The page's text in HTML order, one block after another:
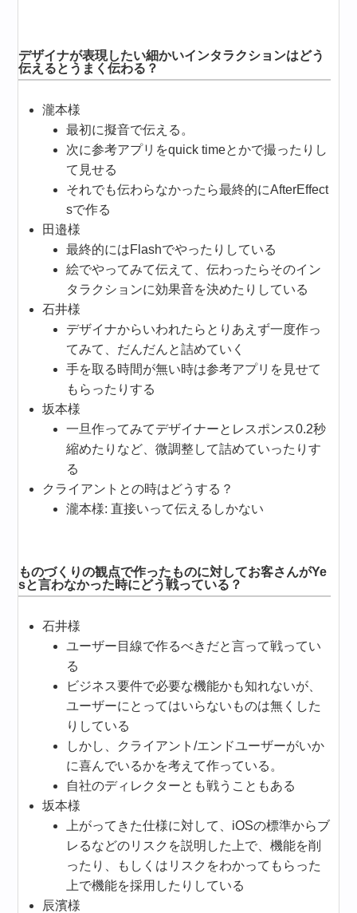
デザイナが表現したい細かいインタラクションはどう
伝えるとうまく伝わる？
瀧本様
最初に擬音で伝える。
次に参考アプリをquick timeとかで撮ったりし
て見せる
それでも伝わらなかったら最終的にAfterEffect
sで作る
田邉様
最終的にはFlashでやったりしている
絵でやってみて伝えて、伝わったらそのイン
タラクションに効果音を決めたりしている
石井様
デザイナからいわれたらとりあえず一度作っ
てみて、だんだんと詰めていく
手を取る時間が無い時は参考アプリを見せて
もらったりする
坂本様
一旦作ってみてデザイナーとレスポンス0.2秒
縮めたりなど、微調整して詰めていったりす
る
クライアントとの時はどうする？
瀧本様: 直接いって伝えるしかない
ものづくりの観点で作ったものに対してお客さんがYe
sと言わなかった時にどう戦っている？
石井様
ユーザー目線で作るべきだと言って戦ってい
る
ビジネス要件で必要な機能かも知れないが、
ユーザーにとってはいらないものは無くした
りしている
しかし、クライアント/エンドユーザーがいか
に喜んでいるかを考えて作っている。
自社のディレクターとも戦うこともある
坂本様
上がってきた仕様に対して、iOSの標準からブ
レるなどのリスクを説明した上で、機能を削
ったり、もしくはリスクをわかってもらった
上で機能を採用したりしている
辰濱様